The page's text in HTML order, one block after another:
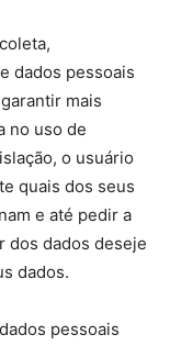
dados pessoais
mais
no uso de
o usuário
quais dos seus
e até pedir a
dos dados deseje
dados.
pessoais